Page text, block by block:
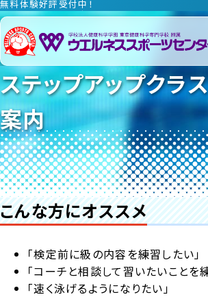
無料体験好評受付中！
無料体験好評受付中！
無料体験好評受付中！
ステップアップクラ
案内
こんな方にオススメ
「検定前に級の内容を練習したい」
「コーチと相談して習いたいことを
「速く泳げるようになりたい」